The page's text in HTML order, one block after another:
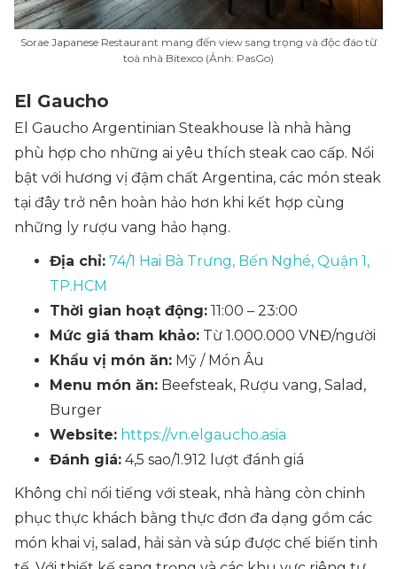
Sorae Japanese Restaurant mang đến view sang trọng và độc đáo từ
toà nhà Bitexco (Ảnh: PasGo)
El Gaucho
El Gaucho Argentinian Steakhouse là nhà hàng
phù hợp cho những ai yêu thích steak cao cấp. Nổi
bật với hương vị đậm chất Argentina, các món steak
tại đây trở nên hoàn hảo hơn khi kết hợp cùng
những ly rượu vang hảo hạng.
Địa chỉ: 74/1 Hai Bà Trưng, Bến Nghé, Quận 1,
TP.HCM
Thời gian hoạt động: 11:00 – 23:00
Mức giá tham khảo: Từ 1.000.000 VNĐ/người
Khẩu vị món ăn: Mỹ / Món Âu
Menu món ăn: Beefsteak, Rượu vang, Salad,
Burger
Website: https://vn.elgaucho.asia
Đánh giá: 4,5 sao/1.912 lượt đánh giá
Không chỉ nổi tiếng với steak, nhà hàng còn chinh
phục thực khách bằng thực đơn đa dạng gồm các
món khai vị, salad, hải sản và súp được chế biến tinh